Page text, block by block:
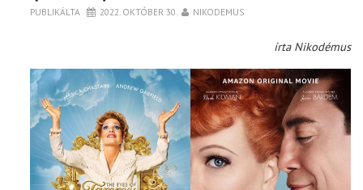
PUBLIKÁLTA 2022. OKTÓBER 30. NIKODEMUS
írta Nikodémus